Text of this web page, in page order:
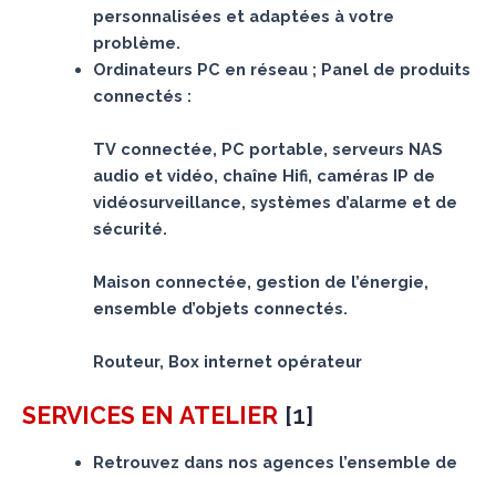
personnalisées et adaptées à votre
problème.
Ordinateurs PC en réseau ; Panel de produits
connectés :
TV connectée, PC portable, serveurs NAS
audio et vidéo, chaîne Hifi, caméras IP de
vidéosurveillance, systèmes d’alarme et de
sécurité.
Maison connectée, gestion de l’énergie,
ensemble d’objets connectés.
Routeur, Box internet opérateur
SERVICES EN ATELIER [1]
Retrouvez dans nos agences l’ensemble de